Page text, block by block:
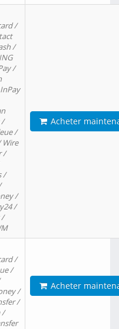
/
/
/
/
/
Wire
/
/
/
/
/
Acheter
/
/
/
/
/
Acheter